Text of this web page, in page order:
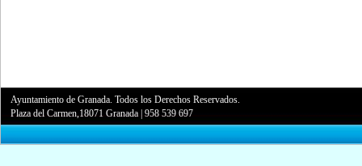
Ayuntamiento de Granada. Todos los Derechos Reservados.
Plaza del Carmen,18071 Granada |958 539 697